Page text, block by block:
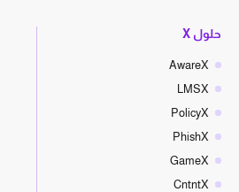
حلول X
AwareX
LMSX
PolicyX
PhishX
GameX
CntntX